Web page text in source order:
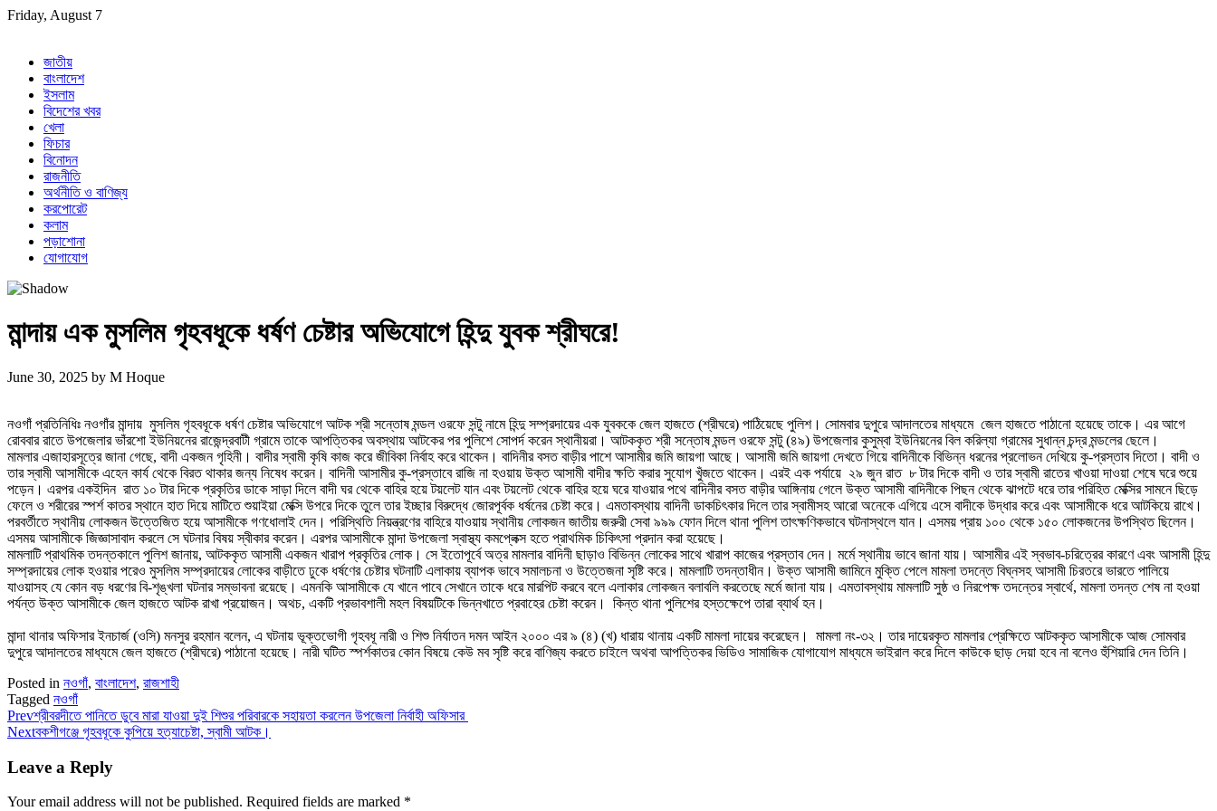
Skip
Friday, August 7
জাতীয়
বাংলাদেশ
ইসলাম
বিদেশের খবর
খেলা
ফিচার
বিনোদন
রাজনীতি
অর্থনীতি ও বাণিজ্য
করপোরেট
কলাম
পড়াশোনা
যোগাযোগ
মান্দায় এক মুসলিম গৃহবধূকে ধর্ষণ চেষ্টার অভিযোগে হিন্দু যুবক শ্রীঘরে!
June 30, 2025 by M Hoque
নওগাঁ প্রতিনিধিঃ নওগাঁর মান্দায় মুসলিম গৃহবধূকে ধর্ষণ চেষ্টার অভিযোগে আটক শ্রী সন্তোষ মন্ডল ওরফে সন্টু নামে হিন্দু সম্প্রদায়ের এক যুবককে জেল হাজতে (শ্রীঘরে) পাঠিয়েছে পুলিশ। সোমবার দুপুরে আদালতের মাধ্যমে জেল হাজতে পাঠানো হয়েছে তাকে। এর আগে
রোববার রাতে উপজেলার ভাঁরশো ইউনিয়নের রাজেন্দ্রবাটী গ্রামে তাকে আপত্তিকর অবস্থায় আটকের পর পুলিশে সোপর্দ করেন স্থানীয়রা। আটককৃত শ্রী সন্তোষ মন্ডল ওরফে সন্টু (৪৯) উপজেলার কুসুম্বা ইউনিয়নের বিল করিল্যা গ্রামের সুধান্ন চন্দ্র মন্ডলের ছেলে।
মামলার এজাহারসূত্রে জানা গেছে, বাদী একজন গৃহিনী। বাদীর স্বামী কৃষি কাজ করে জীবিকা নির্বাহ করে থাকেন। বাদিনীর বসত বাড়ীর পাশে আসামীর জমি জায়গা আছে। আসামী জমি জায়গা দেখতে গিয়ে বাদিনীকে বিভিন্ন ধরনের প্রলোভন দেখিয়ে কু-প্রস্তাব দিতো। বাদী ও
তার স্বামী আসামীকে এহেন কার্য থেকে বিরত থাকার জন্য নিষেধ করেন। বাদিনী আসামীর কু-প্রস্তাবে রাজি না হওয়ায় উক্ত আসামী বাদীর ক্ষতি করার সুযোগ খুঁজতে থাকেন। এরই এক পর্যায়ে ২৯ জুন রাত ৮ টার দিকে বাদী ও তার স্বামী রাতের খাওয়া দাওয়া শেষে ঘরে শুয়ে
পড়েন। এরপর একইদিন রাত ১০ টার দিকে প্রকৃতির ডাকে সাড়া দিলে বাদী ঘর থেকে বাহির হয়ে টয়লেট যান এবং টয়লেট থেকে বাহির হয়ে ঘরে যাওয়ার পথে বাদিনীর বসত বাড়ীর আঙ্গিনায় গেলে উক্ত আসামী বাদিনীকে পিছন থেকে ঝাপটে ধরে তার পরিহিত মেক্সির সামনে ছিড়ে
ফেলে ও শরীরের স্পর্শ কাতর স্থানে হাত দিয়ে মাটিতে শুয়াইয়া মেক্সি উপরে দিকে তুলে তার ইচ্ছার বিরুদ্ধে জোরপূর্বক ধর্ষনের চেষ্টা করে। এমতাবস্থায় বাদিনী ডাকচিৎকার দিলে তার স্বামীসহ আরো অনেকে এগিয়ে এসে বাদীকে উদ্ধার করে এবং আসামীকে ধরে আটকিয়ে রাখে।
পরবর্তীতে স্থানীয় লোকজন উত্তেজিত হয়ে আসামীকে গণধোলাই দেন। পরিস্থিতি নিয়ন্ত্রণের বাহিরে যাওয়ায় স্থানীয় লোকজন জাতীয় জরুরী সেবা ৯৯৯ ফোন দিলে থানা পুলিশ তাৎক্ষণিকভাবে ঘটনাস্থলে যান। এসময় প্রায় ১০০ থেকে ১৫০ লোকজনের উপস্থিত ছিলেন।
এসময় আসামীকে জিজ্ঞাসাবাদ করলে সে ঘটনার বিষয় স্বীকার করেন। এরপর আসামীকে মান্দা উপজেলা স্বাস্থ্য কমপ্লেক্স হতে প্রাথমিক চিকিৎসা প্রদান করা হয়েছে।
মামলাটি প্রাথমিক তদন্তকালে পুলিশ জানায়, আটককৃত আসামী একজন খারাপ প্রকৃতির লোক। সে ইতোপূর্বে অত্র মামলার বাদিনী ছাড়াও বিভিন্ন লোকের সাথে খারাপ কাজের প্রস্তাব দেন। মর্মে স্থানীয় ভাবে জানা যায়। আসামীর এই স্বভাব-চরিত্রের কারণে এবং আসামী হিন্দু
সম্প্রদায়ের লোক হওয়ার পরেও মুসলিম সম্প্রদায়ের লোকের বাড়ীতে ঢুকে ধর্ষণের চেষ্টার ঘটনাটি এলাকায় ব্যাপক ভাবে সমালচনা ও উত্তেজনা সৃষ্টি করে। মামলাটি তদন্তাধীন। উক্ত আসামী জামিনে মুক্তি পেলে মামলা তদন্তে বিঘ্নসহ আসামী চিরতরে ভারতে পালিয়ে
যাওয়াসহ যে কোন বড় ধরণের বি-শৃঙ্খলা ঘটনার সম্ভাবনা রয়েছে। এমনকি আসামীকে যে খানে পাবে সেখানে তাকে ধরে মারপিট করবে বলে এলাকার লোকজন বলাবলি করতেছে মর্মে জানা যায়। এমতাবস্থায় মামলাটি সুষ্ঠ ও নিরপেক্ষ তদন্তের স্বার্থে, মামলা তদন্ত শেষ না হওয়া
পর্যন্ত উক্ত আসামীকে জেল হাজতে আটক রাখা প্রয়োজন। অথচ, একটি প্রভাবশালী মহল বিষয়টিকে ভিন্নখাতে প্রবাহের চেষ্টা করেন। কিন্ত থানা পুলিশের হস্তক্ষেপে তারা ব্যার্থ হন।
মান্দা থানার অফিসার ইনচার্জ (ওসি) মনসুর রহমান বলেন, এ ঘটনায় ভূক্তভোগী গৃহবধূ নারী ও শিশু নির্যাতন দমন আইন ২০০০ এর ৯ (৪) (খ) ধারায় থানায় একটি মামলা দায়ের করেছেন। মামলা নং-৩২। তার দায়েরকৃত মামলার প্রেক্ষিতে আটককৃত আসামীকে আজ সোমবার
দুপুরে আদালতের মাধ্যমে জেল হাজতে (শ্রীঘরে) পাঠানো হয়েছে। নারী ঘটিত স্পর্শকাতর কোন বিষয়ে কেউ মব সৃষ্টি করে বাণিজ্য করতে চাইলে অথবা আপত্তিকর ভিডিও সামাজিক যোগাযোগ মাধ্যমে ভাইরাল করে দিলে কাউকে ছাড় দেয়া হবে না বলেও হুঁশিয়ারি দেন তিনি।
Posted in নওগাঁ, বাংলাদেশ, রাজশাহী
Tagged নওগাঁ
Prevশ্রীবরদীতে‌ পানিতে ডুবে মারা যাওয়া দুই শিশুর পরিবারকে সহায়তা করলেন উপজেলা নির্বাহী অফিসার
Nextবকশীগঞ্জে গৃহবধূকে কুপিয়ে হত্যাচেষ্টা, স্বামী আটক।
Leave a Reply
Your email address will not be published. Required fields are marked *